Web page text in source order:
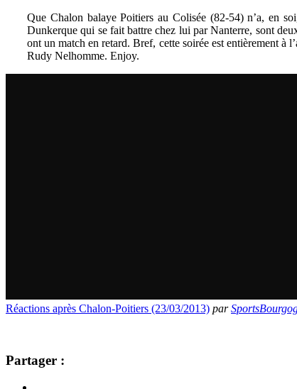
Que Chalon balaye Poitiers au Colisée (82-54) n’a, en
Dunkerque qui se fait battre chez lui par Nanterre, sont
ont un match en retard. Bref, cette soirée est entièrement à
Rudy Nelhomme. Enjoy.
Réactions après Chalon-Poitiers (23/03/2013) par
Partager :